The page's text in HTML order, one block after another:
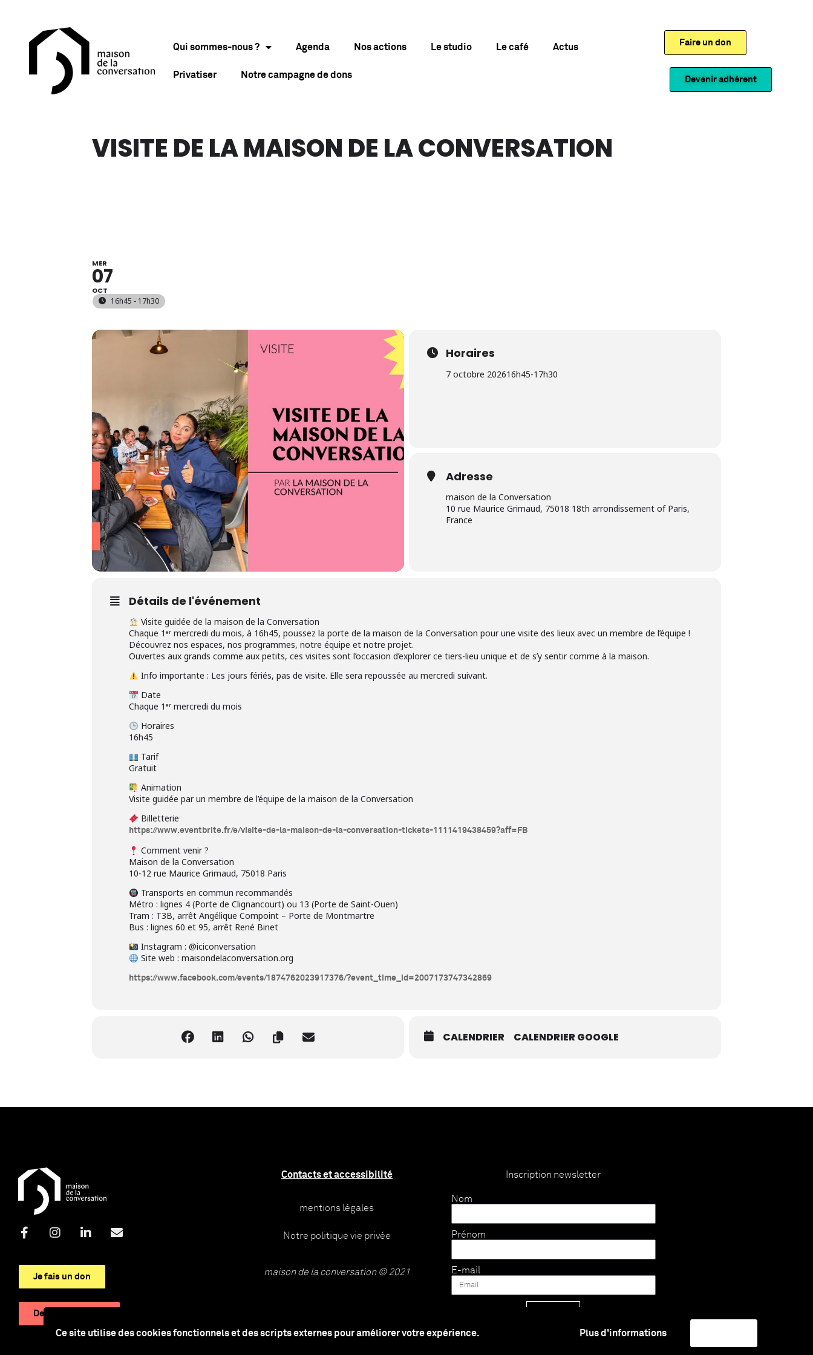
Ce site utilise des cookies fonctionnels et des scripts externes pour améliorer votre expérience. Plus d'informations
Qui sommes-nous ? Agenda Nos actions Le studio Le café Actus
Privatiser Notre campagne de dons
Faire un don
Devenir adhérent
VISITE DE LA MAISON DE LA CONVERSATION
MER
07
OCT
16h45 - 17h30
Horaires
7 octobre 202616h45-17h30
Adresse
maison de la Conversation
10 rue Maurice Grimaud, 75018 18th arrondissement of Paris,
France
Détails de l'événement
Visite guidée de la maison de la Conversation
Chaque 1ᵉʳ mercredi du mois, à 16h45, poussez la porte de la maison de la Conversation pour une visite des lieux avec un membre de l’équipe !
Découvrez nos espaces, nos programmes, notre équipe et notre projet.
Ouvertes aux grands comme aux petits, ces visites sont l’occasion d’explorer ce tiers-lieu unique et de s’y sentir comme à la maison.
Info importante : Les jours fériés, pas de visite. Elle sera repoussée au mercredi suivant.
Date
Chaque 1ᵉʳ mercredi du mois
Horaires
16h45
Tarif
Gratuit
Animation
Visite guidée par un membre de l’équipe de la maison de la Conversation
Billetterie
https://www.eventbrite.fr/e/visite-de-la-maison-de-la-conversation-tickets-1111419438459?aff=FB
Comment venir ?
Maison de la Conversation
10-12 rue Maurice Grimaud, 75018 Paris
Transports en commun recommandés
Métro : lignes 4 (Porte de Clignancourt) ou 13 (Porte de Saint-Ouen)
Tram : T3B, arrêt Angélique Compoint – Porte de Montmartre
Bus : lignes 60 et 95, arrêt René Binet
Instagram : @iciconversation
Site web : maisondelaconversation.org
https://www.facebook.com/events/1874762023917376/?event_time_id=2007173747342869
CALENDRIER CALENDRIER GOOGLE
Je fais un don
Devenir adhérent
Contacts et accessibilité
mentions légales
Notre politique vie privée
maison de la conversation © 2021
Inscription newsletter
Nom
Prénom
E-mail